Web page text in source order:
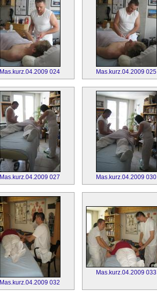
Mas.kurz.04.2009 024
Mas.kurz.04.2009 025
Mas.kurz.04.2009 027 Mas.kurz.04.2009 030
Mas.kurz.04.2009 032
Mas.kurz.04.2009 033